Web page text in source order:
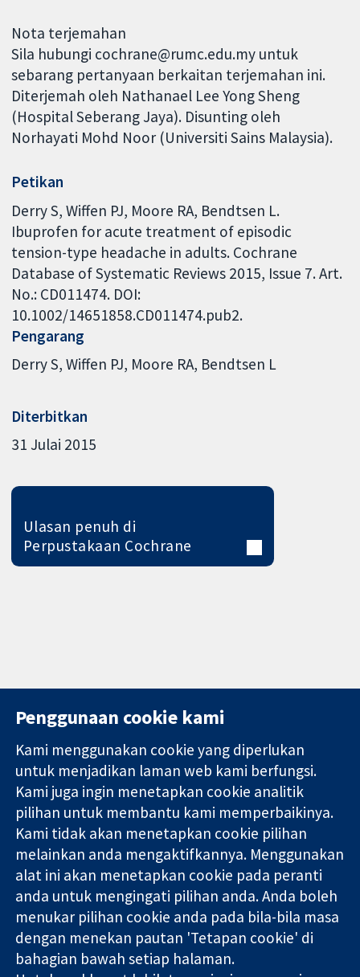
Nota terjemahan
Sila hubungi cochrane@rumc.edu.my untuk
sebarang pertanyaan berkaitan terjemahan ini.
Diterjemah oleh Nathanael Lee Yong Sheng
(Hospital Seberang Jaya). Disunting oleh
Norhayati Mohd Noor (Universiti Sains Malaysia).
Petikan
Derry S, Wiffen PJ, Moore RA, Bendtsen L.
Ibuprofen for acute treatment of episodic
tension-type headache in adults. Cochrane
Database of Systematic Reviews 2015, Issue 7. Art.
No.: CD011474. DOI:
10.1002/14651858.CD011474.pub2.
Pengarang
Derry S Wiffen PJ Moore RA Bendtsen L
Diterbitkan
31 Julai 2015
Ulasan penuh di
Perpustakaan Cochrane
Bukti yang
dipercayai.
keputusan
termaklum
Kesihatan yang
lebih baik
11-13 Cavendish
Square
London
W1G 0AN
United Kingdom
Hubungi kita
Berita
Pejabat
akhbar
Perihal Kami
Pekerjaan
Cochrane
Library
Kolaborasi Cochrane ialah sebuah badan amal (no. 1045921) dan
sebuah syarikat terhad oleh jaminan (no. 03044323) yang
Penggunaan cookie kami
Kami menggunakan cookie yang diperlukan
untuk menjadikan laman web kami berfungsi.
Kami juga ingin menetapkan cookie analitik
pilihan untuk membantu kami memperbaikinya.
Kami tidak akan menetapkan cookie pilihan
melainkan anda mengaktifkannya. Menggunakan
alat ini akan menetapkan cookie pada peranti
anda untuk mengingati pilihan anda. Anda boleh
menukar pilihan cookie anda pada bila-bila masa
dengan menekan pautan 'Tetapan cookie' di
bahagian bawah setiap halaman.